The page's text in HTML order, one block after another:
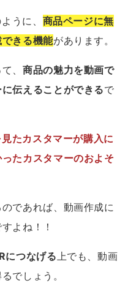
うに、 商品ページに無
きる機能があります。
、 商品の魅力を動画で
伝えることができるで
たカスタマーが購入に
たカスタマーのおよそ
であれば、動画作成に
よね！！
につなげる上でも、動画
でしょう。